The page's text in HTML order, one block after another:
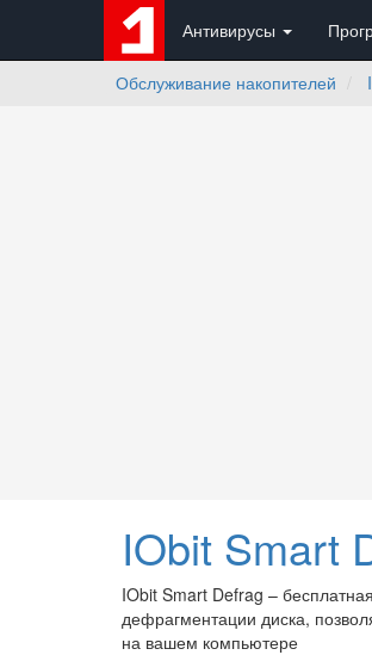
Антивирусы
Обслуживание накопителей
IObit Smart
IObit Smart Defrag –
дефрагментации диска,
на вашем компьютере